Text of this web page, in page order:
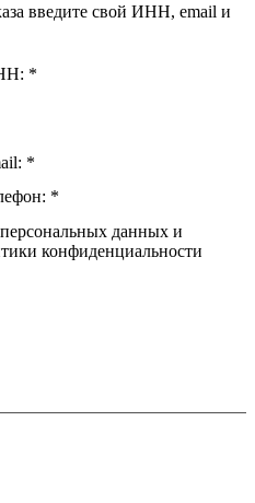
введите свой ИНН, email и
*
*
*
данных и
конфиденциальности